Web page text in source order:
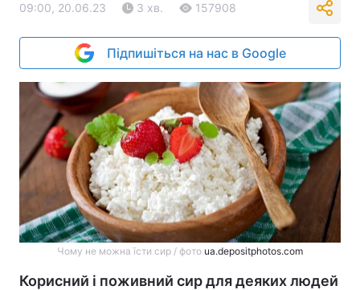
09:00, 20.06.23 3 хв. 157908
Підпишіться на нас в Google
Чому не можна їсти сир / фото ua.depositphotos.com
Корисний і поживний сир для деяких людей